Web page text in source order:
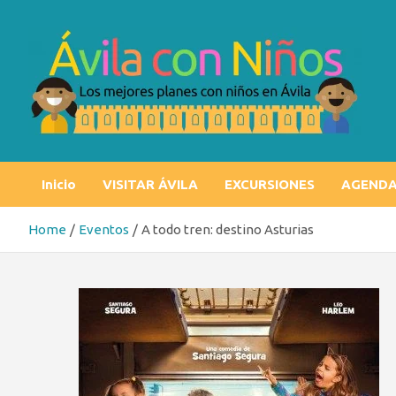
Inicio VISITAR ÁVILA EXCURSIONES AGENDA
Home Eventos A todo tren: destino Asturias